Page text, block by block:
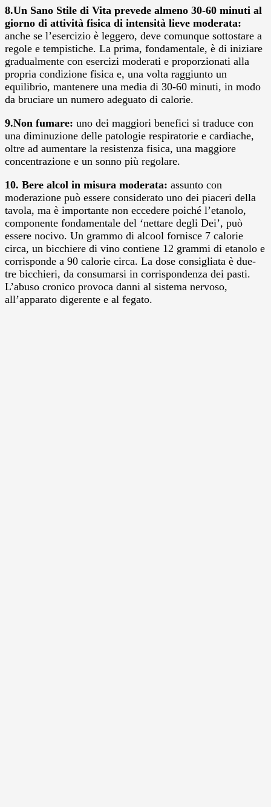
8.Un Sano Stile di Vita prevede almeno 30-60 minuti al
giorno di attività fisica di intensità lieve moderata:
anche se l’esercizio è leggero, deve comunque sottostare a
regole e tempistiche. La prima, fondamentale, è di iniziare
gradualmente con esercizi moderati e proporzionati alla
propria condizione fisica e, una volta raggiunto un
equilibrio, mantenere una media di 30-60 minuti, in modo
da bruciare un numero adeguato di calorie.
9.Non fumare: uno dei maggiori benefici si traduce con
una diminuzione delle patologie respiratorie e cardiache,
oltre ad aumentare la resistenza fisica, una maggiore
concentrazione e un sonno più regolare.
10. Bere alcol in misura moderata: assunto con
moderazione può essere considerato uno dei piaceri della
tavola, ma è importante non eccedere poiché l’etanolo,
componente fondamentale del ‘nettare degli Dei’, può
essere nocivo. Un grammo di alcool fornisce 7 calorie
circa, un bicchiere di vino contiene 12 grammi di etanolo e
corrisponde a 90 calorie circa. La dose consigliata è due-
tre bicchieri, da consumarsi in corrispondenza dei pasti.
L’abuso cronico provoca danni al sistema nervoso,
all’apparato digerente e al fegato.